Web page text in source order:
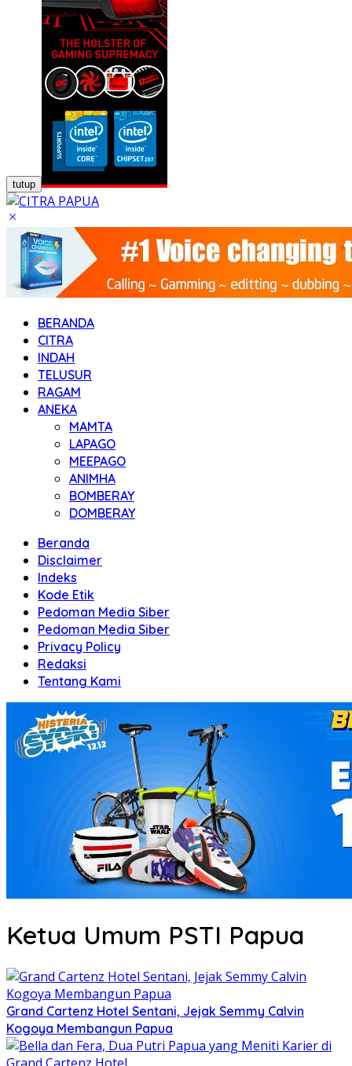
tutup
BERANDA
CITRA
INDAH
TELUSUR
RAGAM
ANEKA
MAMTA
LAPAGO
MEEPAGO
ANIMHA
BOMBERAY
DOMBERAY
Beranda
Disclaimer
Indeks
Kode Etik
Pedoman Media Siber
Pedoman Media Siber
Privacy Policy
Redaksi
Tentang Kami
Ketua Umum PSTI Papua
Grand Cartenz Hotel Sentani, Jejak Semmy Calvin
Kogoya Membangun Papua